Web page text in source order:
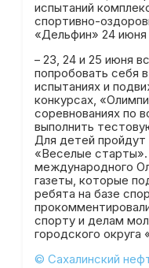
испытаний
спортивно-
«Дельфин» 24 июня
– 23, 24 и 25 июня
попробовать себя
испытаниях и
конкурсах,
соревнованиях по
выполнить
Для детей пройдут
«Веселые
международного
газеты, которые
ребята на базе
спорту и делам
городского округа
© Сахалинский